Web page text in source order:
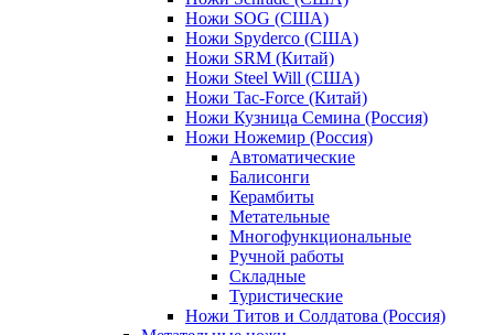
Ножи SOG (США)
Ножи Spyderco (США)
Ножи SRM (Китай)
Ножи Steel Will (США)
Ножи Tac-Force (Китай)
Ножи Кузница Семина (Россия)
Ножи Ножемир (Россия)
Автоматические
Балисонги
Керамбиты
Метательные
Многофункциональные
Ручной работы
Складные
Туристические
Ножи Титов и Солдатова (Россия)